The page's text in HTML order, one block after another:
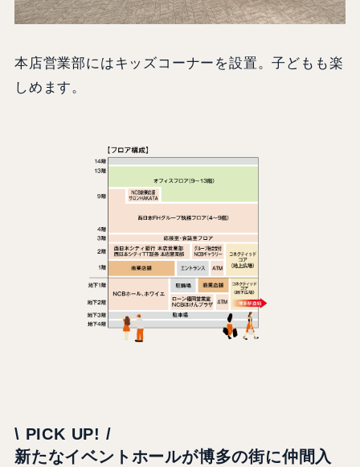
本店営業部にはキッズコーナーを設置。子どもも楽
しめます。
\ PICK UP! /
新たなイベントホールが博多の街に仲間入